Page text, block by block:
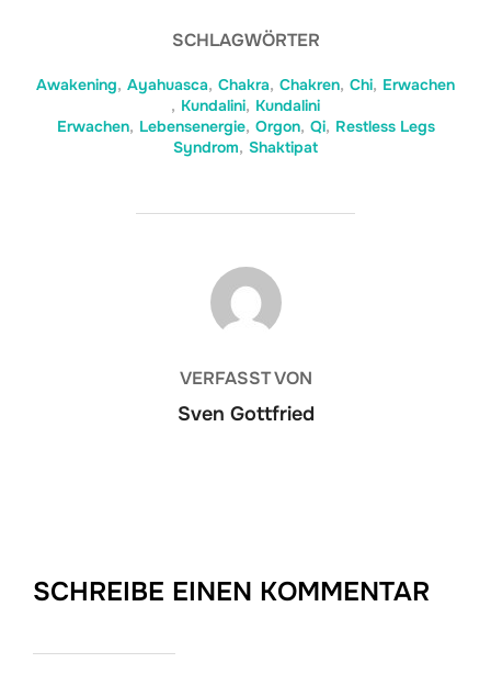
SCHLAGWÖRTER
Awakening, Ayahuasca, Chakra, Chakren, Chi, Erwachen
, Kundalini, Kundalini
Erwachen, Lebensenergie, Orgon, Qi, Restless Legs
Syndrom, Shaktipat
BEITRAGSAUTOR
VERFASST VON
Sven Gottfried
SCHREIBE EINEN KOMMENTAR